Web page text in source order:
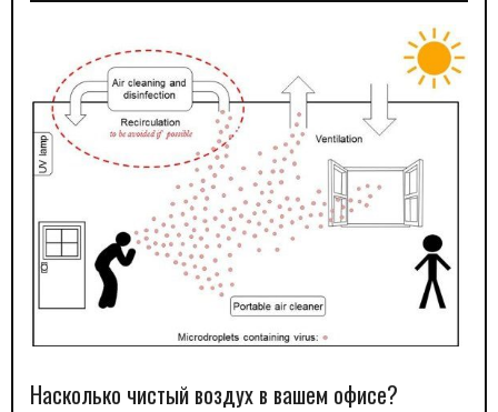
Насколько чистый воздух в вашем офисе?